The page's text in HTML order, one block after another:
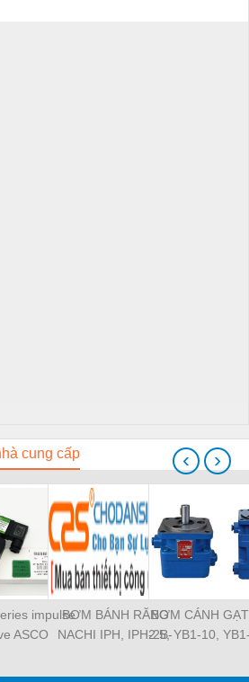
cung cấp
impulse
ASCO
ASCO
BƠM BÁNH RĂNG
NACHI IPH, IPH-2B-
IPH-2A-5-11, IPH-5A-
BƠM CÁNH
2.5, YB1-10,
100/16 YB1-
‹ ›